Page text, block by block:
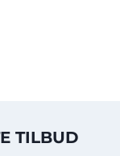
TILBUD